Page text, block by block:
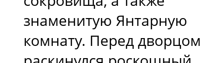
знаменитую Янтарную
комнату. Перед дворцом